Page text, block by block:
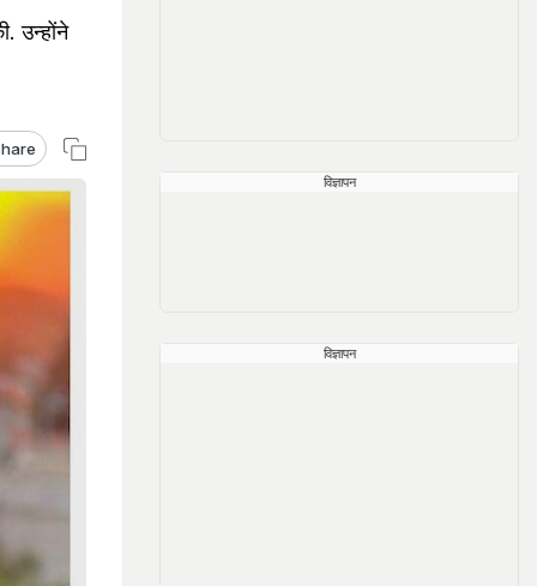
उन्होंने
विज्ञापन
विज्ञापन